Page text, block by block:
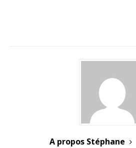
A propos Stéphane